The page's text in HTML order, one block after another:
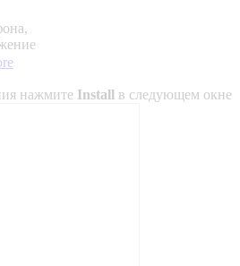
нажмите Install в следующем окне